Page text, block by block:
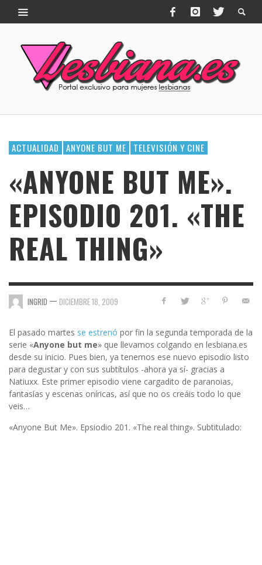
ACTUALIDAD ANYONE BUT ME TELEVISIÓN Y CINE
«ANYONE BUT ME».
EPISODIO 201. «THE
REAL THING»
INGRID — DICIEMBRE 18, 2009
El pasado martes se estrenó por fin la segunda temporada de la
serie «Anyone but me» que llevamos colgando en lesbiana.es
desde su inicio. Pues bien, ya tenemos ese nuevo episodio listo
para degustar y con sus subtítulos -ahora ya sí- gracias a
Natiuxx. Este primer episodio viene cargadito de paranoias,
fantasías y escenas oníricas, así que no os creáis todo lo que
veis…
«Anyone But Me». Epsiodio 201. «The real thing». Subtitulado: